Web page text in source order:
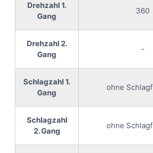
Drehzahl 1.
Gang
360
Drehzahl 2.
Gang
-
Schlagzahl 1.
Gang
ohne
Schlagzahl
2. Gang
ohne